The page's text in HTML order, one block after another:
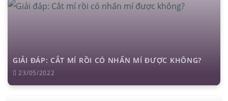
GIẢI ĐÁP: CẮT MÍ RỒI CÓ NHẤN MÍ ĐƯỢC KHÔNG?
23/05/2022